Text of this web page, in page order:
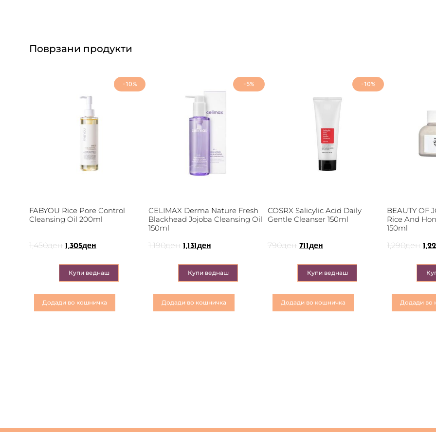
Поврзани продукти
-10%
FABYOU Rice Pore Control
Cleansing Oil 200ml
1,450ден 1,305ден
Купи веднаш
Додади во кошничка
-5%
CELIMAX Derma Nature Fresh
Blackhead Jojoba Cleansing Oil
150ml
1,190ден 1,131 ден
Купи веднаш
Додади во кошничка
-10%
COSRX Salicylic Acid Daily
Gentle Cleanser 150ml
790ден 711 ден
Купи веднаш
Додади во кошничка
BEAUTY OF
Rice And
150ml
1,290ден
Додади во